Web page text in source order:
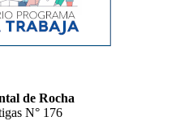
de Rocha
N° 176